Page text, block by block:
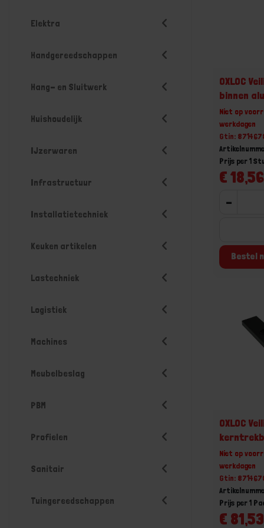
Elektra
Handgereedschappen
Hang- en Sluitwerk
Huishoudelijk
IJzerwaren
Infrastructuur
Installatietechniek
Keuken artikelen
Lastechniek
Logistiek
Machines
Meubelbeslag
PBM
Profielen
Sanitair
Tuingereedschappen
OXLOC
binnen
Niet op
werkdagen
Gtin:
€
Prijs per 1
-
Bestel
OXLOC
recht
Niet op
werkdagen
Gtin:
€
Prijs per 1